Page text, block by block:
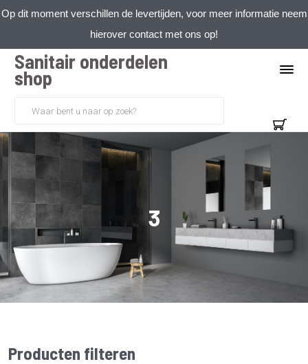
Op dit moment verschillen de levertijden, voor meer informatie neem
hierover contact met ons op!
Sanitair onderdelen
shop
3
Producten filteren